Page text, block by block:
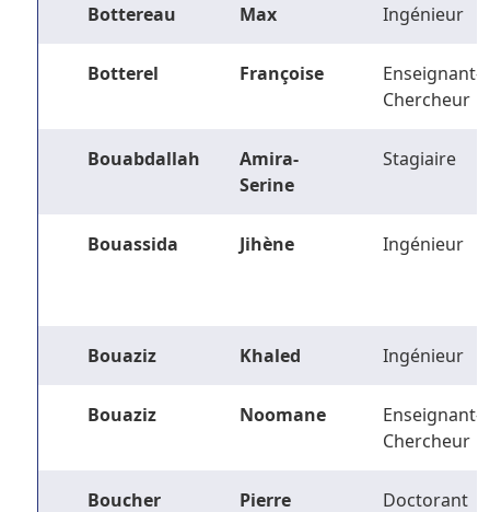
Bottereau Max Ingénieur
Botterel Françoise
Enseignant-
Chercheur
Bouabdallah
Amira-
Serine
Stagiaire
Bouassida Jihène Ingénieur
Bouaziz Khaled Ingénieur
Bouaziz Noomane
Enseignant-
Chercheur
Boucher Pierre Doctorant